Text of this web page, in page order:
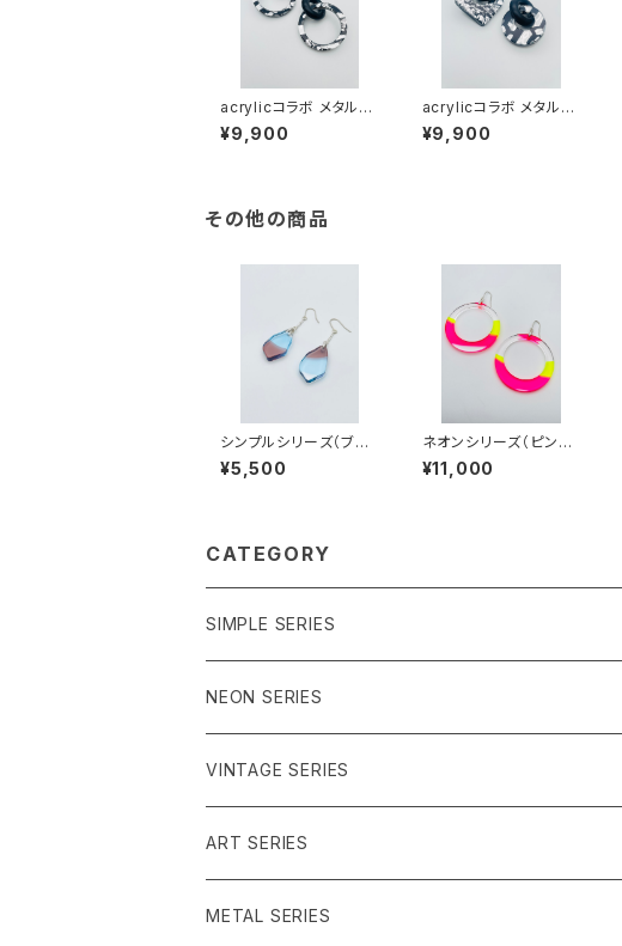
acrylicコラボ メタルシ
リーズ（ブラック系）AM
B-MM24004
¥9,900
acrylicコラボ メタルシ
リーズ（ブラック系）AM
B-MM24003
¥9,900
その他の商品
シンプルシリーズ（ブル
ー系）SB-SS23003
¥5,500
ネオンシリーズ（ピンク
系）NP-MM25008
¥11,000
CATEGORY
SIMPLE SERIES
ブルー系
パープル系
グリーン系
うみのいきもの
NEON SERIES
イエロー系
ピンク系
VINTAGE SERIES
レッド系
グリーン系
ART SERIES
METAL SERIES